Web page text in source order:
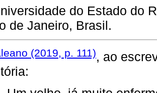
do Estado do
de Janeiro, Brasil.
(2019, p. 111), ao